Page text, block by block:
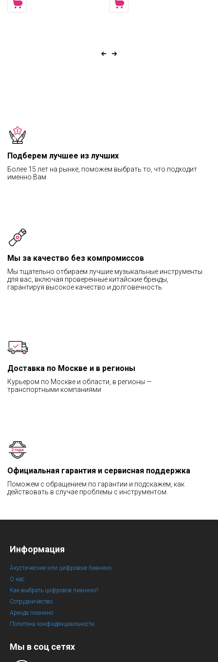
Подберем лучшее из лучших
Более 15 лет на рынке, поможем выбрать то, что подходит
именно Вам
Мы за качество без компромиссов
Мы тщательно отбираем лучшие музыкальные инструменты
для вас, включая проверенные китайские бренды,
гарантируя высокое качество и долговечность
Доставка по Москве и в регионы
Курьером по Москве и области, в регионы —
транспортными компаниями
Официальная гарантия и сервисная поддержка
Поможем с обращением по гарантии и подскажем, как
действовать в случае проблемы с инструментом.
Информация
Акустические или цифровые пианино
О нас
Как выбрать цифровое пианино?
Сотрудничество
Аренда пианино
Политика конфиденциальности
Мы в соц сетях